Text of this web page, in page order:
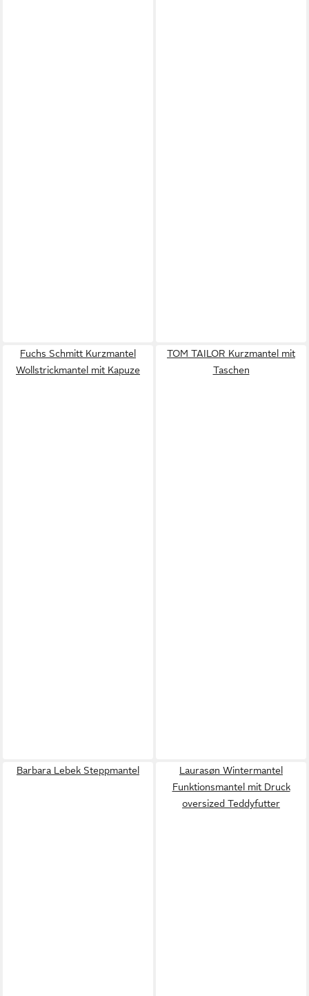
Fuchs Schmitt Kurzmantel
Wollstrickmantel mit Kapuze
TOM TAILOR Kurzmantel mit
Taschen
Barbara Lebek Steppmantel
Laurasøn Wintermantel
Funktionsmantel mit Druck
oversized Teddyfutter